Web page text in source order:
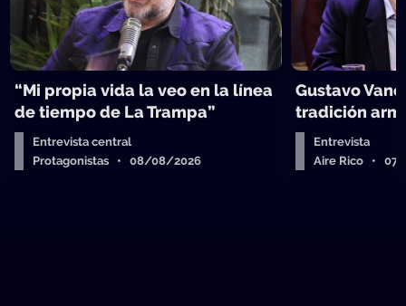
“Mi propia vida la veo en la línea
de tiempo de La Trampa”
Entrevista central
Protagonistas • 08/08/2026
Gustavo
tradición
Entrevista
Aire Rico •